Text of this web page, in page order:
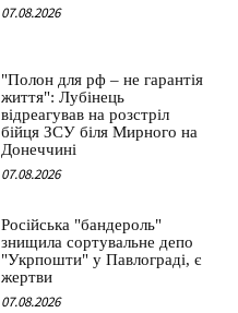
07.08.2026
"Полон для рф – не гарантія
життя": Лубінець
відреагував на розстріл
бійця ЗСУ біля Мирного на
Донеччині
07.08.2026
Російська "бандероль"
знищила сортувальне депо
"Укрпошти" у Павлограді, є
жертви
07.08.2026